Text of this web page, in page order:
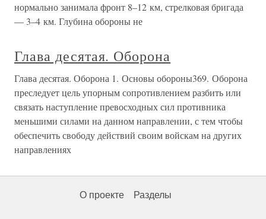
нормально занимала фронт 8–12 км, стрелковая бригада
— 3–4 км. Глубина обороны не
Глава десятая. Оборона
Глава десятая. Оборона 1. Основы обороны369. Оборона
преследует цель упорным сопротивлением разбить или
связать наступление превосходных сил противника
меньшими силами на данном направлении, с тем чтобы
обеспечить свободу действий своим войскам на других
направлениях
О проекте Разделы